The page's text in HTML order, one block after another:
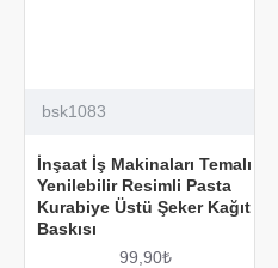
bsk1083
İnşaat İş Makinaları Temalı
Yenilebilir Resimli Pasta
Kurabiye Üstü Şeker Kağıt
Baskısı
99,90₺